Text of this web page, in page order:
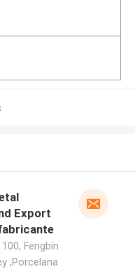
Export
Fengbin
,Porcelana